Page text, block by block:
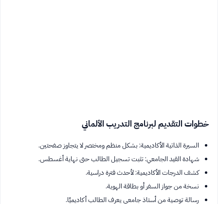
خطوات التقديم لبرنامج التدريب الألماني
السيرة الذاتية الأكاديمية: بشكل منظم ومختصر لا يتجاوز صفحتين.
شهادة القيد الجامعي: تثبت تسجيل الطالب حتى نهاية أغسطس.
كشف الدرجات الأكاديمية: لأحدث فترة دراسية.
نسخة من جواز السفر أو بطاقة الهوية.
رسالة توصية من أستاذ جامعي يعرف الطالب أكاديميًا.